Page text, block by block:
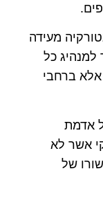
מעידה
למנהיג כל
ברחבי
אדמת
אשר לא
של